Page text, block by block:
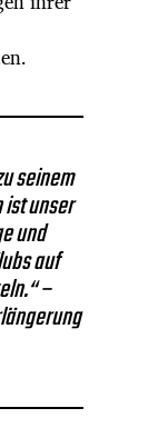
seinem
unser
und
auf
–